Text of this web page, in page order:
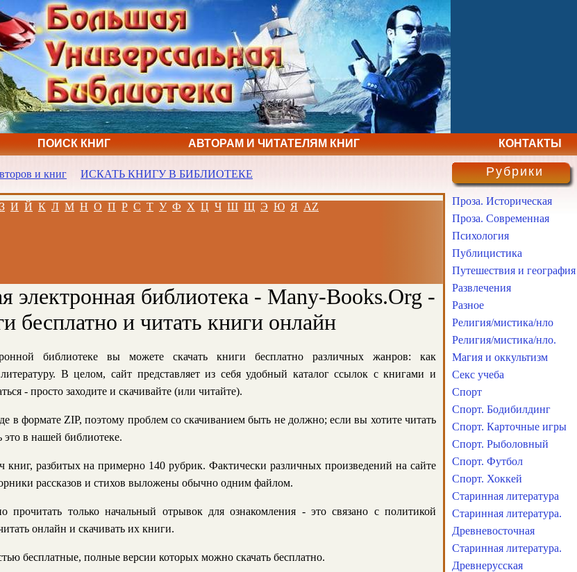
ПОИСК КНИГ АВТОРАМ И ЧИТАТЕЛЯМ КНИГ КОНТАКТЫ
и книг ИСКАТЬ КНИГУ В БИБЛИОТЕКЕ
З И Й К Л М Н О П Р С Т У Ф Х Ц Ч Ш Щ Э Ю Я AZ
электронная библиотека - Many-Books.Org -
бесплатно и читать книги онлайн
библиотеке вы можете скачать книги бесплатно различных жанров: как
В целом, сайт представляет из себя удобный каталог ссылок с книгами и
- просто заходите и скачивайте (или читайте).
в формате ZIP, поэтому проблем со скачиванием быть не должно; если вы хотите читать
это в нашей библиотеке.
разбитых на примерно 140 рубрик. Фактически различных произведений на сайте
рассказов и стихов выложены обычно одним файлом.
только начальный отрывок для ознакомления - это связано с политикой
онлайн и скачивать их книги.
бесплатные, полные версии которых можно скачать бесплатно.
Рубрики
Проза. Историческая
Проза. Современная
Психология
Публицистика
Путешествия и география
Развлечения
Разное
Религия/мистика/нло
Религия/мистика/нло.
Магия и оккультизм
Секс учеба
Спорт
Спорт. Бодибилдинг
Спорт. Карточные игры
Спорт. Рыболовный
Спорт. Футбол
Спорт. Хоккей
Старинная литература
Старинная литература.
Древневосточная
Старинная литература.
Древнерусская